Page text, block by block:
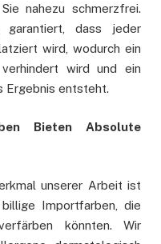
nahezu schmerzfrei.
garantiert, dass jeder
wird, wodurch ein
wird und ein
Ergebnis entsteht.
Bieten Absolute
unserer Arbeit ist
Importfarben, die
könnten. Wir